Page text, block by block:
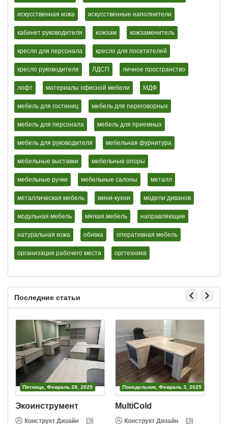
искусственная кожа искусственные наполнители
кабинет руководителя кожзам кожзаменитель
кресло для персонала кресло для посетителей
кресло руководителя ЛДСП личное пространство
лофт материалы офисной мебели МДФ
мебель для гостиниц мебель для переговорных
мебель для персонала мебель для приемных
мебель для руководителя мебельная фурнитура
мебельные выставки мебельные опоры
мебельные ручки мебельные салоны металл
металлическая мебель мини-кухни модели диванов
модульная мебель мягкая мебель направляющие
натуральная кожа обивка оперативная мебель
организация рабочего места оргтехника
Последние статьи
Пятница, Февраль 28, 2025
Экоинструмент
Конструкт Дизайн
Понедельник, Февраль 3, 2025
MultiCold
Конструкт Дизайн